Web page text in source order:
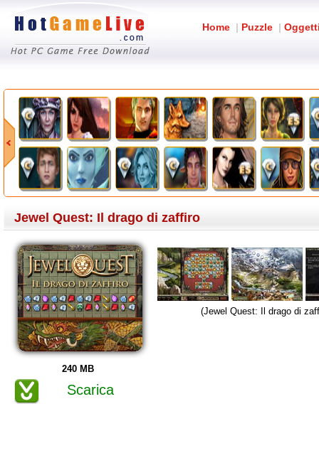
Home | Puzzle |
Jewel Quest: Il drago di zaffiro
240 MB
Scarica
(Jewel Quest: Il drago di